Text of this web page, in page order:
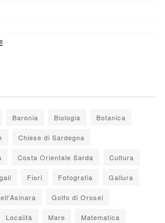
Baronia Biologia Botanica
Chiese di Sardegna
Costa Orientale Sarda Cultura
Fiori Fotografia Gallura
Golfo di Orosei
Località Mare Matematica